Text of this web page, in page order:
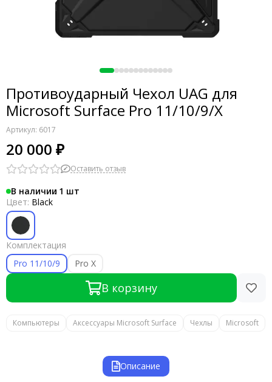
Противоударный Чехол UAG для
Microsoft Surface Pro 11/10/9/X
Артикул: 6017
20 000 ₽
Оставить отзыв
В наличии 1
Цвет: Black
Комплектация
Pro 11/10/9
Pro X
В корзину
Компьютеры Аксессуары Microsoft Surface Чехлы Microsoft
Описание